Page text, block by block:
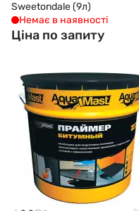
Sweetondale (9л)
Немає в наявності
Ціна по запиту